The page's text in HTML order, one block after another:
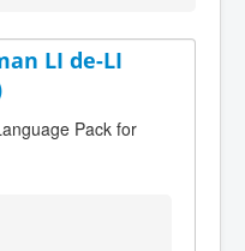
LI de-LI
Pack for